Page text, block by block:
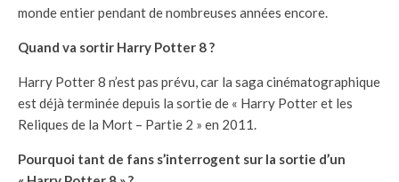
monde entier pendant de nombreuses années encore.
Quand va sortir Harry Potter 8 ?
Harry Potter 8 n’est pas prévu, car la saga cinématographique
est déjà terminée depuis la sortie de « Harry Potter et les
Reliques de la Mort – Partie 2 » en 2011.
Pourquoi tant de fans s’interrogent sur la sortie d’un